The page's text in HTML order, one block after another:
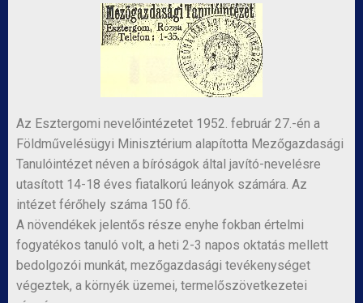
Az Esztergomi nevelőintézetet 1952. február 27.-én a
Földművelésügyi Minisztérium alapította Mezőgazdasági
Tanulóintézet néven a bíróságok által javító-nevelésre
utasított 14-18 éves fiatalkorú leányok számára. Az
intézet férőhely száma 150 fő.
A növendékek jelentős része enyhe fokban értelmi
fogyatékos tanuló volt, a heti 2-3 napos oktatás mellett
bedolgozói munkát, mezőgazdasági tevékenységet
végeztek, a környék üzemei, termelőszövetkezetei